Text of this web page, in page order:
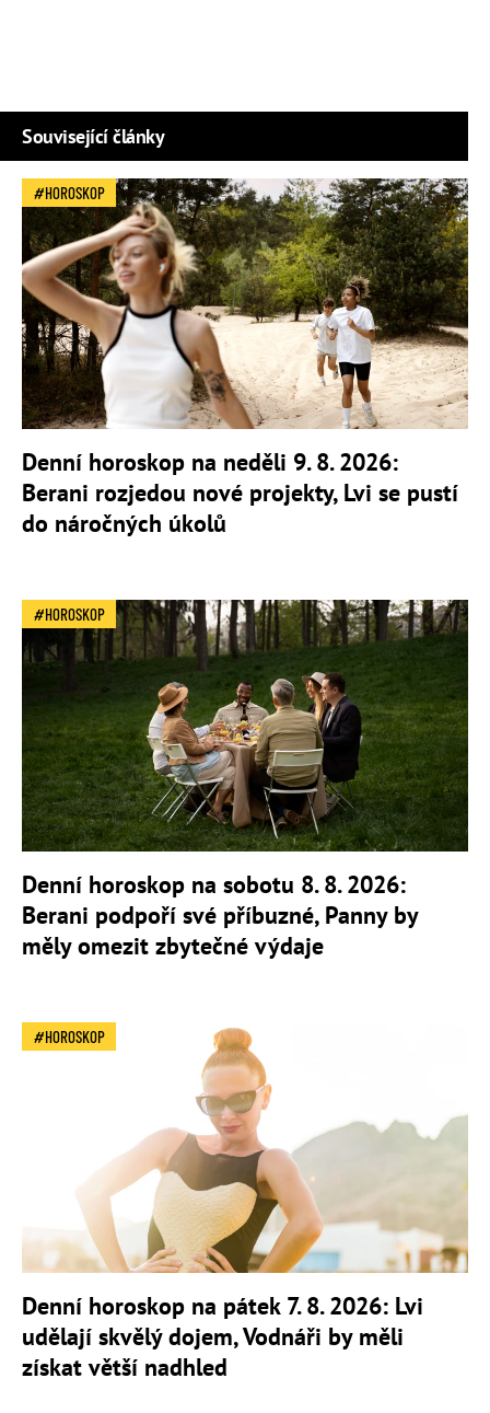
Související články
HOROSKOP
Denní horoskop na neděli 9. 8. 2026:
Berani rozjedou nové projekty, Lvi se pustí
do náročných úkolů
HOROSKOP
Denní horoskop na sobotu 8. 8. 2026:
Berani podpoří své příbuzné, Panny by
měly omezit zbytečné výdaje
HOROSKOP
Denní horoskop na pátek 7. 8. 2026: Lvi
udělají skvělý dojem, Vodnáři by měli
získat větší nadhled